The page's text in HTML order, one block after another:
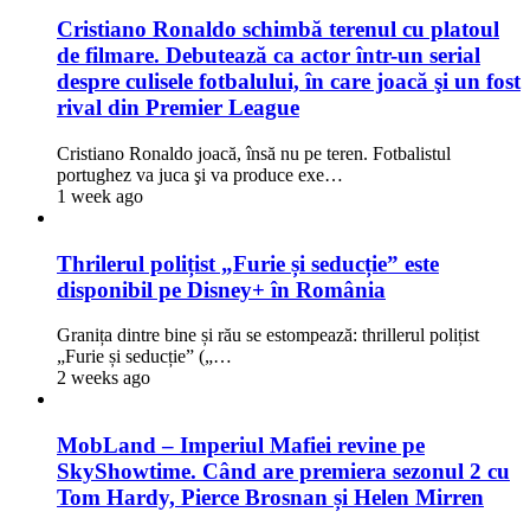
Cristiano Ronaldo schimbă terenul cu platoul
de filmare. Debutează ca actor într-un serial
despre culisele fotbalului, în care joacă şi un fost
rival din Premier League
Cristiano Ronaldo joacă, însă nu pe teren. Fotbalistul
portughez va juca şi va produce exe…
1 week ago
Thrilerul polițist „Furie și seducție” este
disponibil pe Disney+ în România
Granița dintre bine și rău se estompează: thrillerul polițist
„Furie și seducție” („…
2 weeks ago
MobLand – Imperiul Mafiei revine pe
SkyShowtime. Când are premiera sezonul 2 cu
Tom Hardy, Pierce Brosnan și Helen Mirren